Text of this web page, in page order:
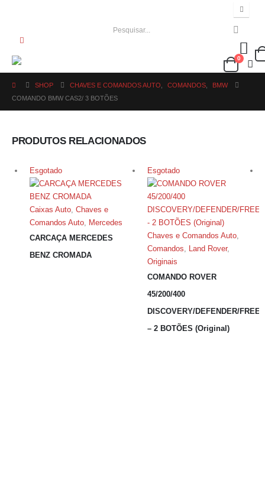
0
SHOP CHAVES E COMANDOS AUTO COMANDOS
BMW
COMANDO BMW CAS2/ 3 BOTÕES
PRODUTOS RELACIONADOS
Esgotado
Caixas Auto, Chaves e
Comandos Auto, Mercedes
CARCAÇA MERCEDES
BENZ CROMADA
Esgotado
Chaves e Comandos Auto,
Comandos, Land Rover,
Originais
COMANDO ROVER
45/200/400
DISCOVERY/DEFENDER/
– 2 BOTÕES (Original)